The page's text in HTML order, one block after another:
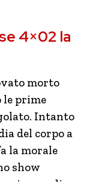
4×02 la
morto
le prime
Intanto
del corpo a
la morale
show